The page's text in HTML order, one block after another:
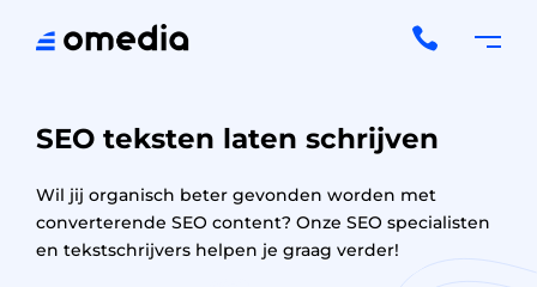

SEO teksten laten schrijven
Wil jij organisch beter gevonden worden met
converterende SEO content? Onze SEO specialisten
en tekstschrijvers helpen je graag verder!